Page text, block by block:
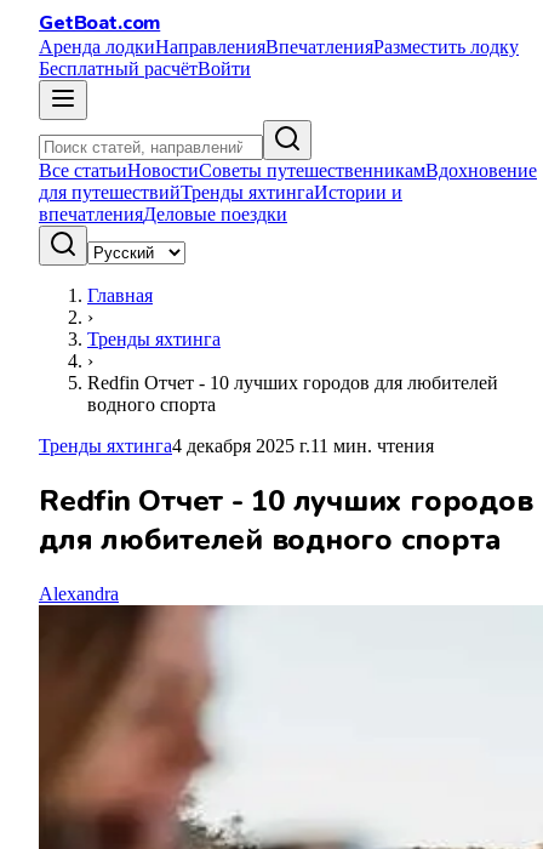
GetBoat.com
Аренда лодкиНаправленияВпечатленияРазместить лодку
Бесплатный расчётВойти
Все статьиНовостиСоветы путешественникамВдохновение
для путешествийТренды яхтингаИстории и
впечатленияДеловые поездки
Главная
›
Тренды яхтинга
›
Redfin Отчет - 10 лучших городов для любителей
водного спорта
Тренды яхтинга4 декабря 2025 г.11 мин. чтения
Redfin Отчет - 10 лучших городов
для любителей водного спорта
Alexandra